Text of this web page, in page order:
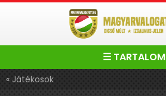
☰ TARTALOM
« Játékosok